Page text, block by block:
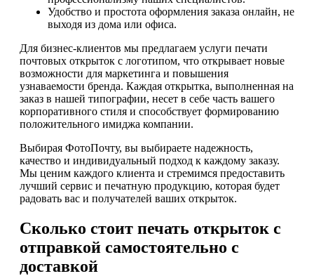
Удобство и простота оформления заказа онлайн, не
выходя из дома или офиса.
Для бизнес-клиентов мы предлагаем услуги печати
почтовых открыток с логотипом, что открывает новые
возможности для маркетинга и повышения
узнаваемости бренда. Каждая открытка, выполненная на
заказ в нашей типографии, несет в себе часть вашего
корпоративного стиля и способствует формированию
положительного имиджа компании.
Выбирая ФотоПочту, вы выбираете надежность,
качество и индивидуальный подход к каждому заказу.
Мы ценим каждого клиента и стремимся предоставить
лучший сервис и печатную продукцию, которая будет
радовать вас и получателей ваших открыток.
Сколько стоит печать открыток с
отправкой самостоятельно с
доставкой